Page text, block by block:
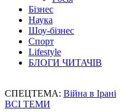
Бізнес
Наука
Шоу-бізнес
Спорт
Lifestyle
БЛОГИ ЧИТАЧІВ
СПЕЦТЕМА: Війна в Ірані
ВСІ ТЕМИ